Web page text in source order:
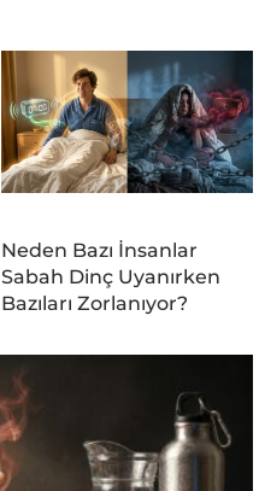
Neden Bazı İnsanlar
Sabah Dinç Uyanırken
Bazıları Zorlanıyor?